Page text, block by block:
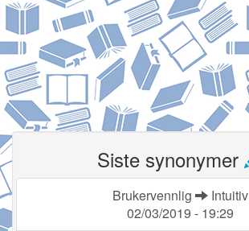
Siste synonymer
Brukervennlig
Intuitiv
02/03/2019 - 19:29